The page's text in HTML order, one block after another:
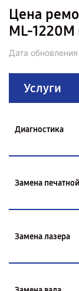
Цена
ML-
Дата
Услуги
Диагностика
Замена
Замена лазера